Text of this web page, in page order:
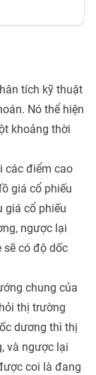
tích kỹ thuật
Nó thể hiện
khoảng thời
các điểm cao
giá cổ phiếu
giá cổ phiếu
ngược lại
sẽ có độ dốc
chung của
thị trường
dương thì thị
và ngược lại
coi là đang